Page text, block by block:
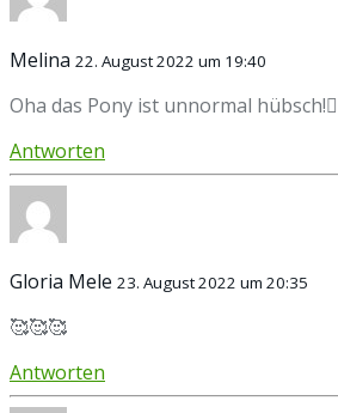
Melina 22. August 2022 um 19:40
Oha das Pony ist unnormal
Antworten
Gloria Mele 23. August 2022 um 20:35
🥰🥰🥰
Antworten